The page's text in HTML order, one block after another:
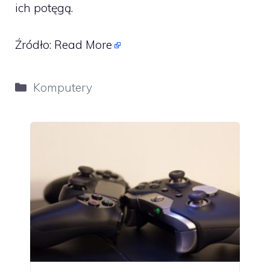
ich potęgą.
Źródło: Read More
Kategorie
Komputery